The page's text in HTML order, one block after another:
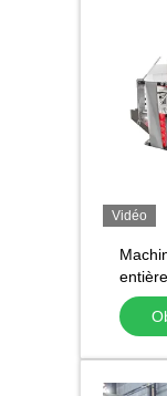
Vidéo
unique